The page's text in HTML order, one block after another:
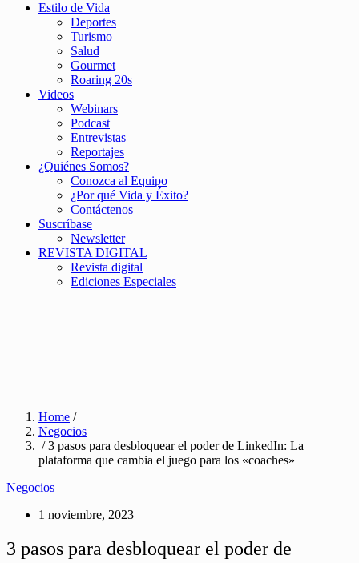
Estilo de Vida
Deportes
Turismo
Salud
Gourmet
Roaring 20s
Videos
Webinars
Podcast
Entrevistas
Reportajes
¿Quiénes Somos?
Conozca al Equipo
¿Por qué Vida y Éxito?
Contáctenos
Suscríbase
Newsletter
REVISTA DIGITAL
Revista digital
Ediciones Especiales
Home /
Negocios
/ 3 pasos para desbloquear el poder de LinkedIn: La
plataforma que cambia el juego para los «coaches»
Negocios
1 noviembre, 2023
3 pasos para desbloquear el poder de